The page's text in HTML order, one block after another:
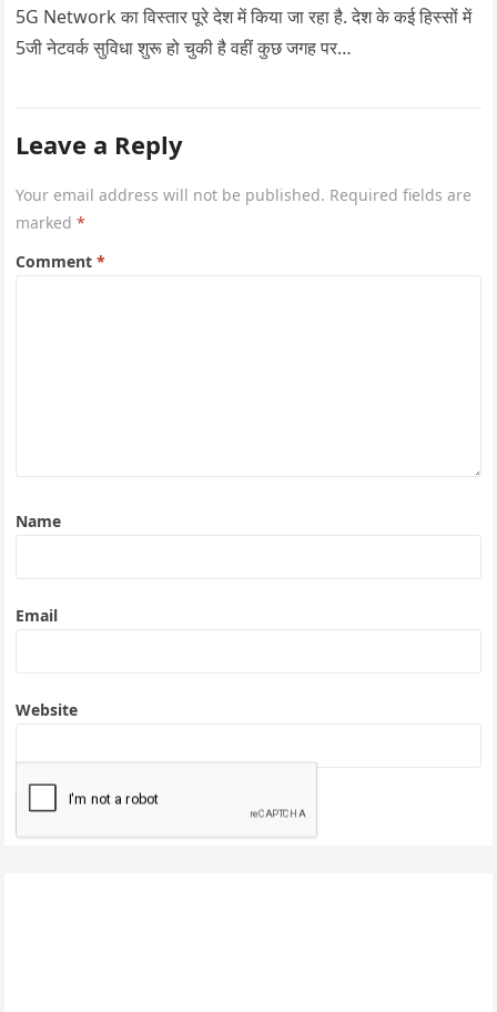
5G Network का विस्तार पूरे देश में किया जा रहा है. देश के कई हिस्सों में
5जी नेटवर्क सुविधा शुरू हो चुकी है वहीं कुछ जगह पर…
Leave a Reply
Your email address will not be published. Required fields are
marked*
Comment*
Name
Email
Website